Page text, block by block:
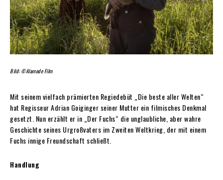
Bild: ©Alamode Film
Mit seinem vielfach prämierten Regiedebüt „Die beste aller Welten“
hat Regisseur Adrian Goiginger seiner Mutter ein filmisches Denkmal
gesetzt. Nun erzählt er in „Der Fuchs“ die unglaubliche, aber wahre
Geschichte seines Urgroßvaters im Zweiten Weltkrieg, der mit einem
Fuchs innige Freundschaft schließt.
Handlung